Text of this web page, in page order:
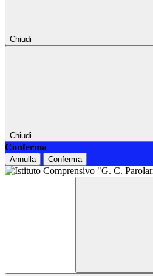
Chiudi
Chiudi
Conferma
Annulla Conferma